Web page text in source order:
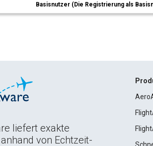
Basisnutzer (Die Registrierung als
liefert exakte
von Echtzeit-